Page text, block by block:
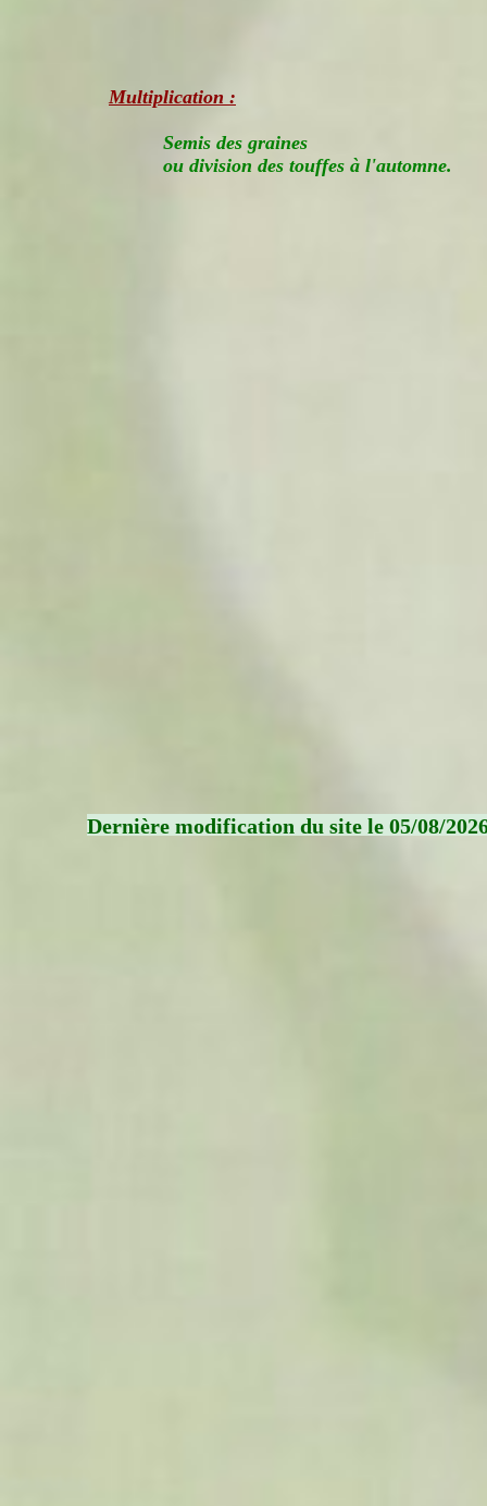
Multiplication :
Semis des graines
ou division des touffes à l'automne.
Dernière modification du site le 05/08/